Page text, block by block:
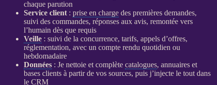
chaque parution
Service client: prise en chargedes premières demandes,
suivi des commandes, réponses aux avis, remontée vers
l’humain dès que requis
Veille: suivi de la concurrence, tarifs, appels d’offres,
réglementation, avec un compte rendu quotidien ou
hebdomadaire
Données: Je nettoie et complète catalogues, annuaires et
bases clients à partir de vos sources, puis j’injecte le tout dans
le CRM